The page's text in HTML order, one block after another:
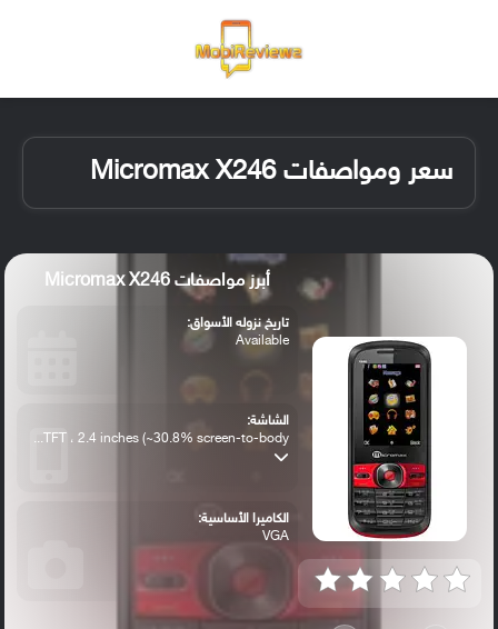
سعر ومواصفات Micromax X246
أبرز مواصفات Micromax X246
تاريخ نزوله الأسواق:
Available
الشاشة:
TFT ، 2.4 inches (~30.8% screen-to-body...
الكاميرا الأساسية:
VGA